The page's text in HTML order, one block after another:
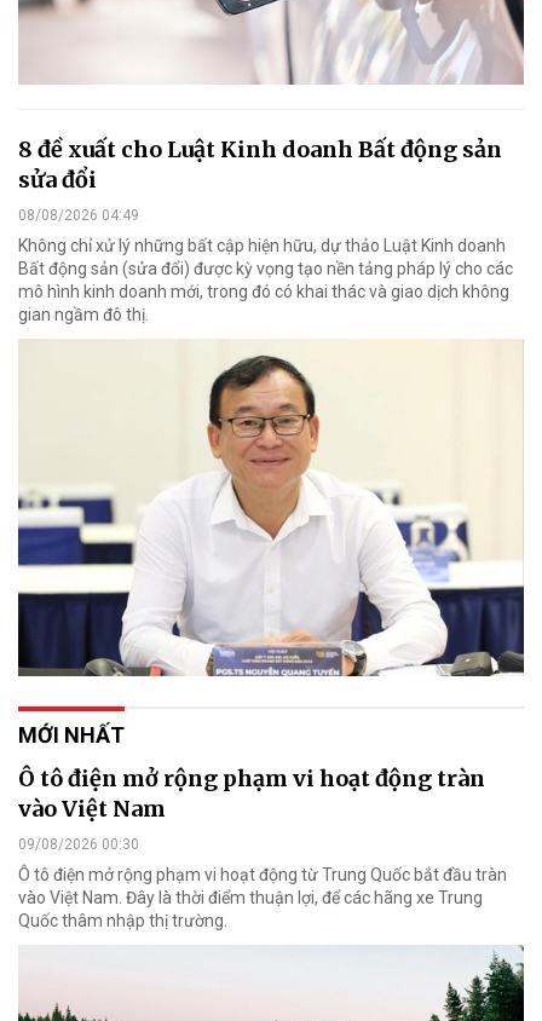
8 đề xuất cho Luật Kinh doanh Bất động sản
sửa đổi
08/08/2026 04:49
Không chỉ xử lý những bất cập hiện hữu, dự thảo Luật Kinh doanh
Bất động sản (sửa đổi) được kỳ vọng tạo nền tảng pháp lý cho các
mô hình kinh doanh mới, trong đó có khai thác và giao dịch không
gian ngầm đô thị.
MỚI NHẤT
Ô tô điện mở rộng phạm vi hoạt động tràn
vào Việt Nam
09/08/2026 00:30
Ô tô điện mở rộng phạm vi hoạt động từ Trung Quốc bắt đầu tràn
vào Việt Nam. Đây là thời điểm thuận lợi, để các hãng xe Trung
Quốc thâm nhập thị trường.